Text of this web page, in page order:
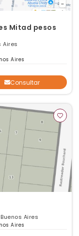
Mitad pesos
Aires
Aires
Consultar
Aires
Aires